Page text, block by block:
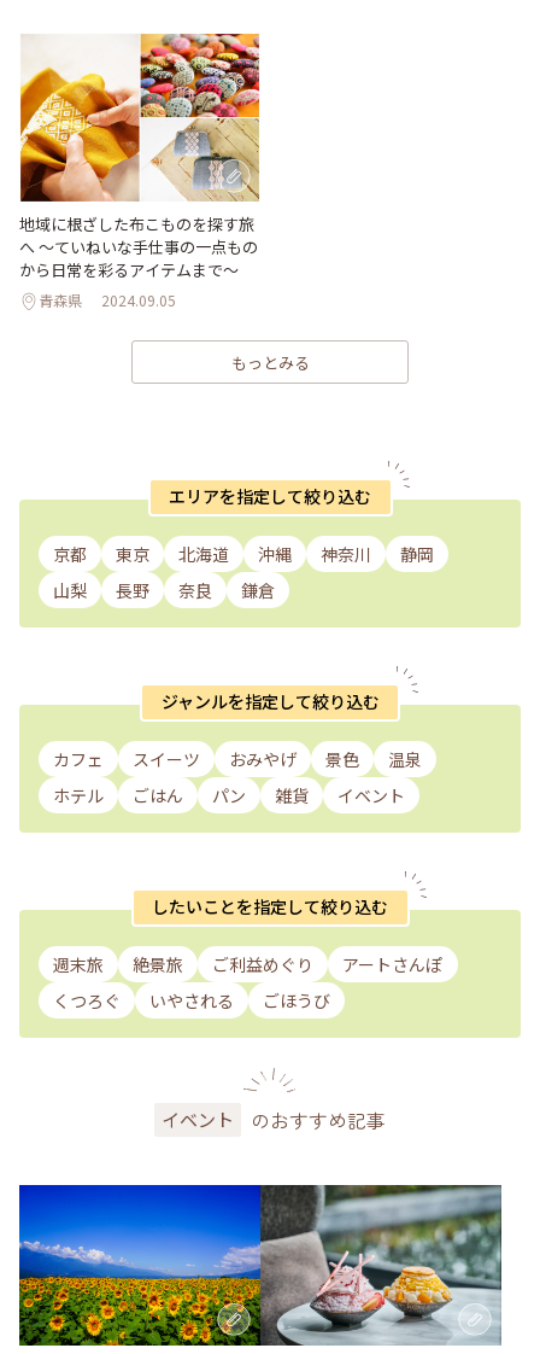
地域に根ざした布こものを探す旅
へ 〜ていねいな手仕事の一点もの
から日常を彩るアイテムまで〜
青森県 2024.09.05
もっとみる
エリアを指定して絞り込む
京都 東京 北海道 沖縄 神奈川
静岡
山梨
長野 奈良 鎌倉
ジャンルを指定して絞り込む
カフェ スイーツ おみやげ 景色
温泉
ホテル
ごはん パン 雑貨 イベント
したいことを指定して絞り込む
週末旅 絶景旅 ご利益めぐり
アートさんぽ
くつろぐ
いやされる ごほうび
イベント のおすすめ記事